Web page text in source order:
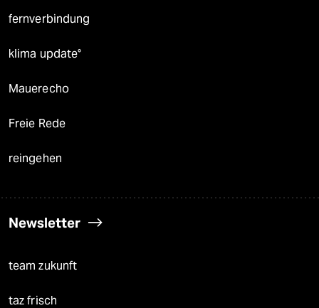
fernverbindung
klima update°
Mauerecho
Freie Rede
reingehen
Newsletter
team zukunft
taz frisch